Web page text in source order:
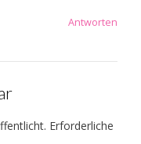
Antworten
Erforderliche